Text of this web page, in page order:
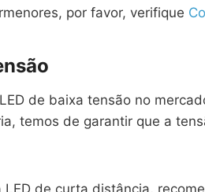
por favor, verifique
de baixa tensão no
temos de garantir que a
de curta distância,